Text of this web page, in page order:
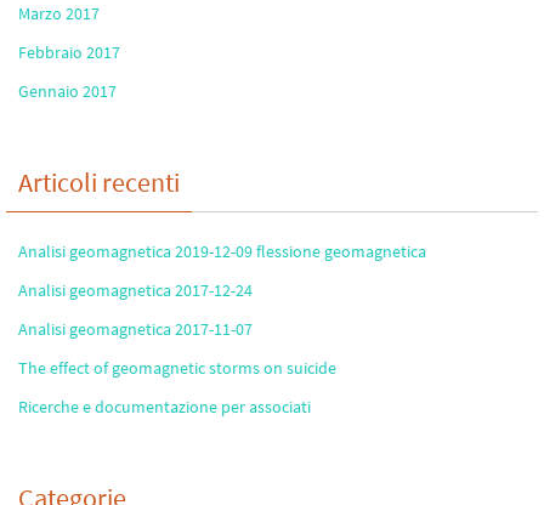
Marzo 2017
Febbraio 2017
Gennaio 2017
Articoli recenti
Analisi geomagnetica 2019-12-09 flessione geomagnetica
Analisi geomagnetica 2017-12-24
Analisi geomagnetica 2017-11-07
The effect of geomagnetic storms on suicide
Ricerche e documentazione per associati
Categorie